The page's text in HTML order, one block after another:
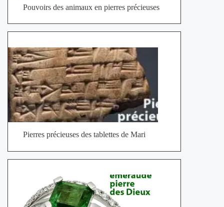
Pouvoirs des animaux en pierres précieuses
Pierres précieuses des tablettes de Mari